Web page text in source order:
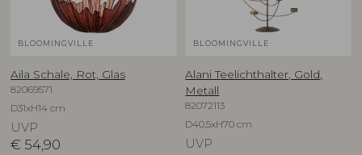
BLOOMINGVILLE
Aila Schale, Rot, Glas
82069571
D31xH14 cm
UVP
€ 54,90
BLOOMINGVILLE
Alani Teelichthalter, Gold,
Metall
82072113
D40,5xH70 cm
UVP